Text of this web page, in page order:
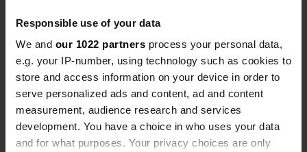
Responsible use of your data
We and our 1022 partners process your personal data,
e.g. your IP-number, using technology such as cookies to
store and access information on your device in order to
serve personalized ads and content, ad and content
measurement, audience research and services
development. You have a choice in who uses your data
and for what purposes. Your privacy choices are only
Ich habe einen Standort
bewertet
—vor 9
Monaten
Sitecode:84105
Drei Stellplätze im Zentrum von Vittel, kostenlos für
bis zu 24 Stunden, direkt an einem kleinen Bach,